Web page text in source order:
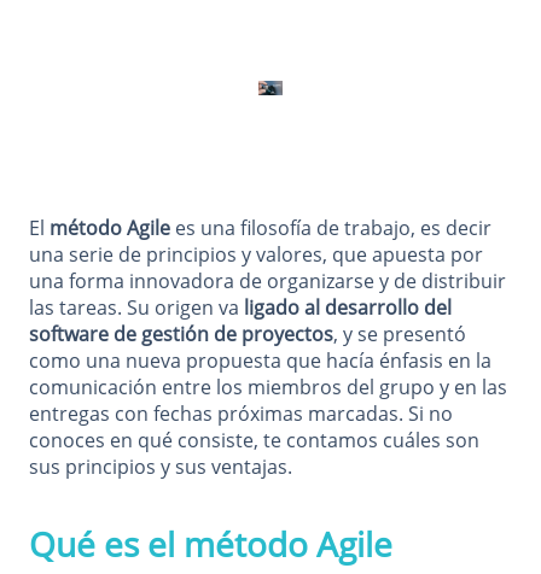
El método Agile es una filosofía de trabajo, es decir
una serie de principios y valores, que apuesta por
una forma innovadora de organizarse y de distribuir
las tareas. Su origen va ligado al desarrollo del
software de gestión de proyectos, y se presentó
como una nueva propuesta que hacía énfasis en la
comunicación entre los miembros del grupo y en las
entregas con fechas próximas marcadas. Si no
conoces en qué consiste, te contamos cuáles son
sus principios y sus ventajas.
Qué es el método Agile